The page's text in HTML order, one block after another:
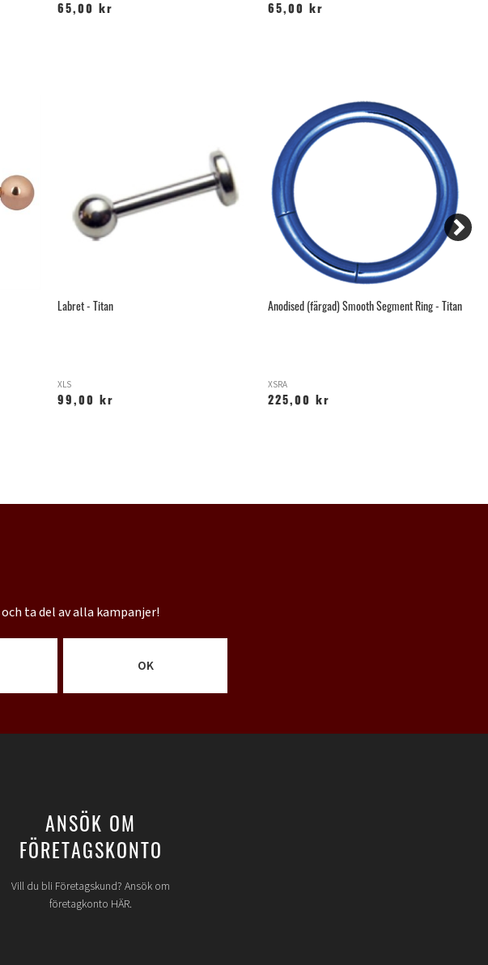
65,00 kr
65,00 kr
Labret - Titan
XLS
99,00 kr
Anodised (färgad) Smooth Segment Ring - Titan
XSRA
225,00 kr
och ta del av alla kampanjer!
OK
ANSÖK OM
FÖRETAGSKONTO
Vill du bli Företagskund? Ansök om
företagkonto HÄR.